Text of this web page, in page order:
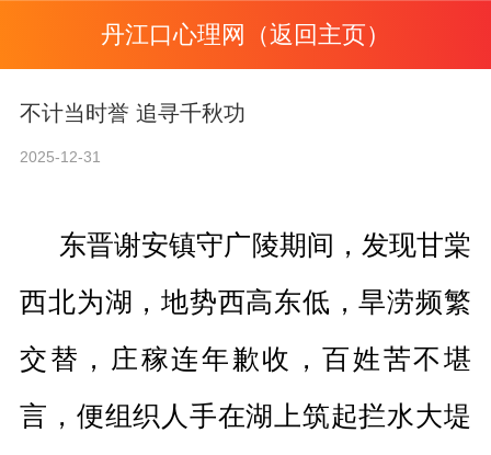
丹江口心理网（返回主页）
不计当时誉 追寻千秋功
2025-12-31
东晋谢安镇守广陵期间，发现甘棠
西北为湖，地势西高东低，旱涝频繁
交替，庄稼连年歉收，百姓苦不堪
言，便组织人手在湖上筑起拦水大堤